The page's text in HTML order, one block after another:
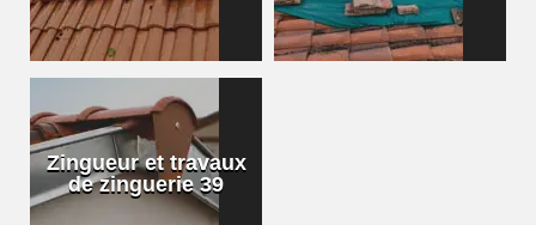
Zingueur et travaux
de zinguerie 39